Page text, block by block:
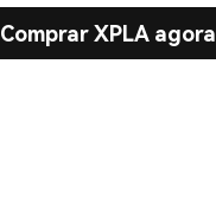
Comprar XPLA agora